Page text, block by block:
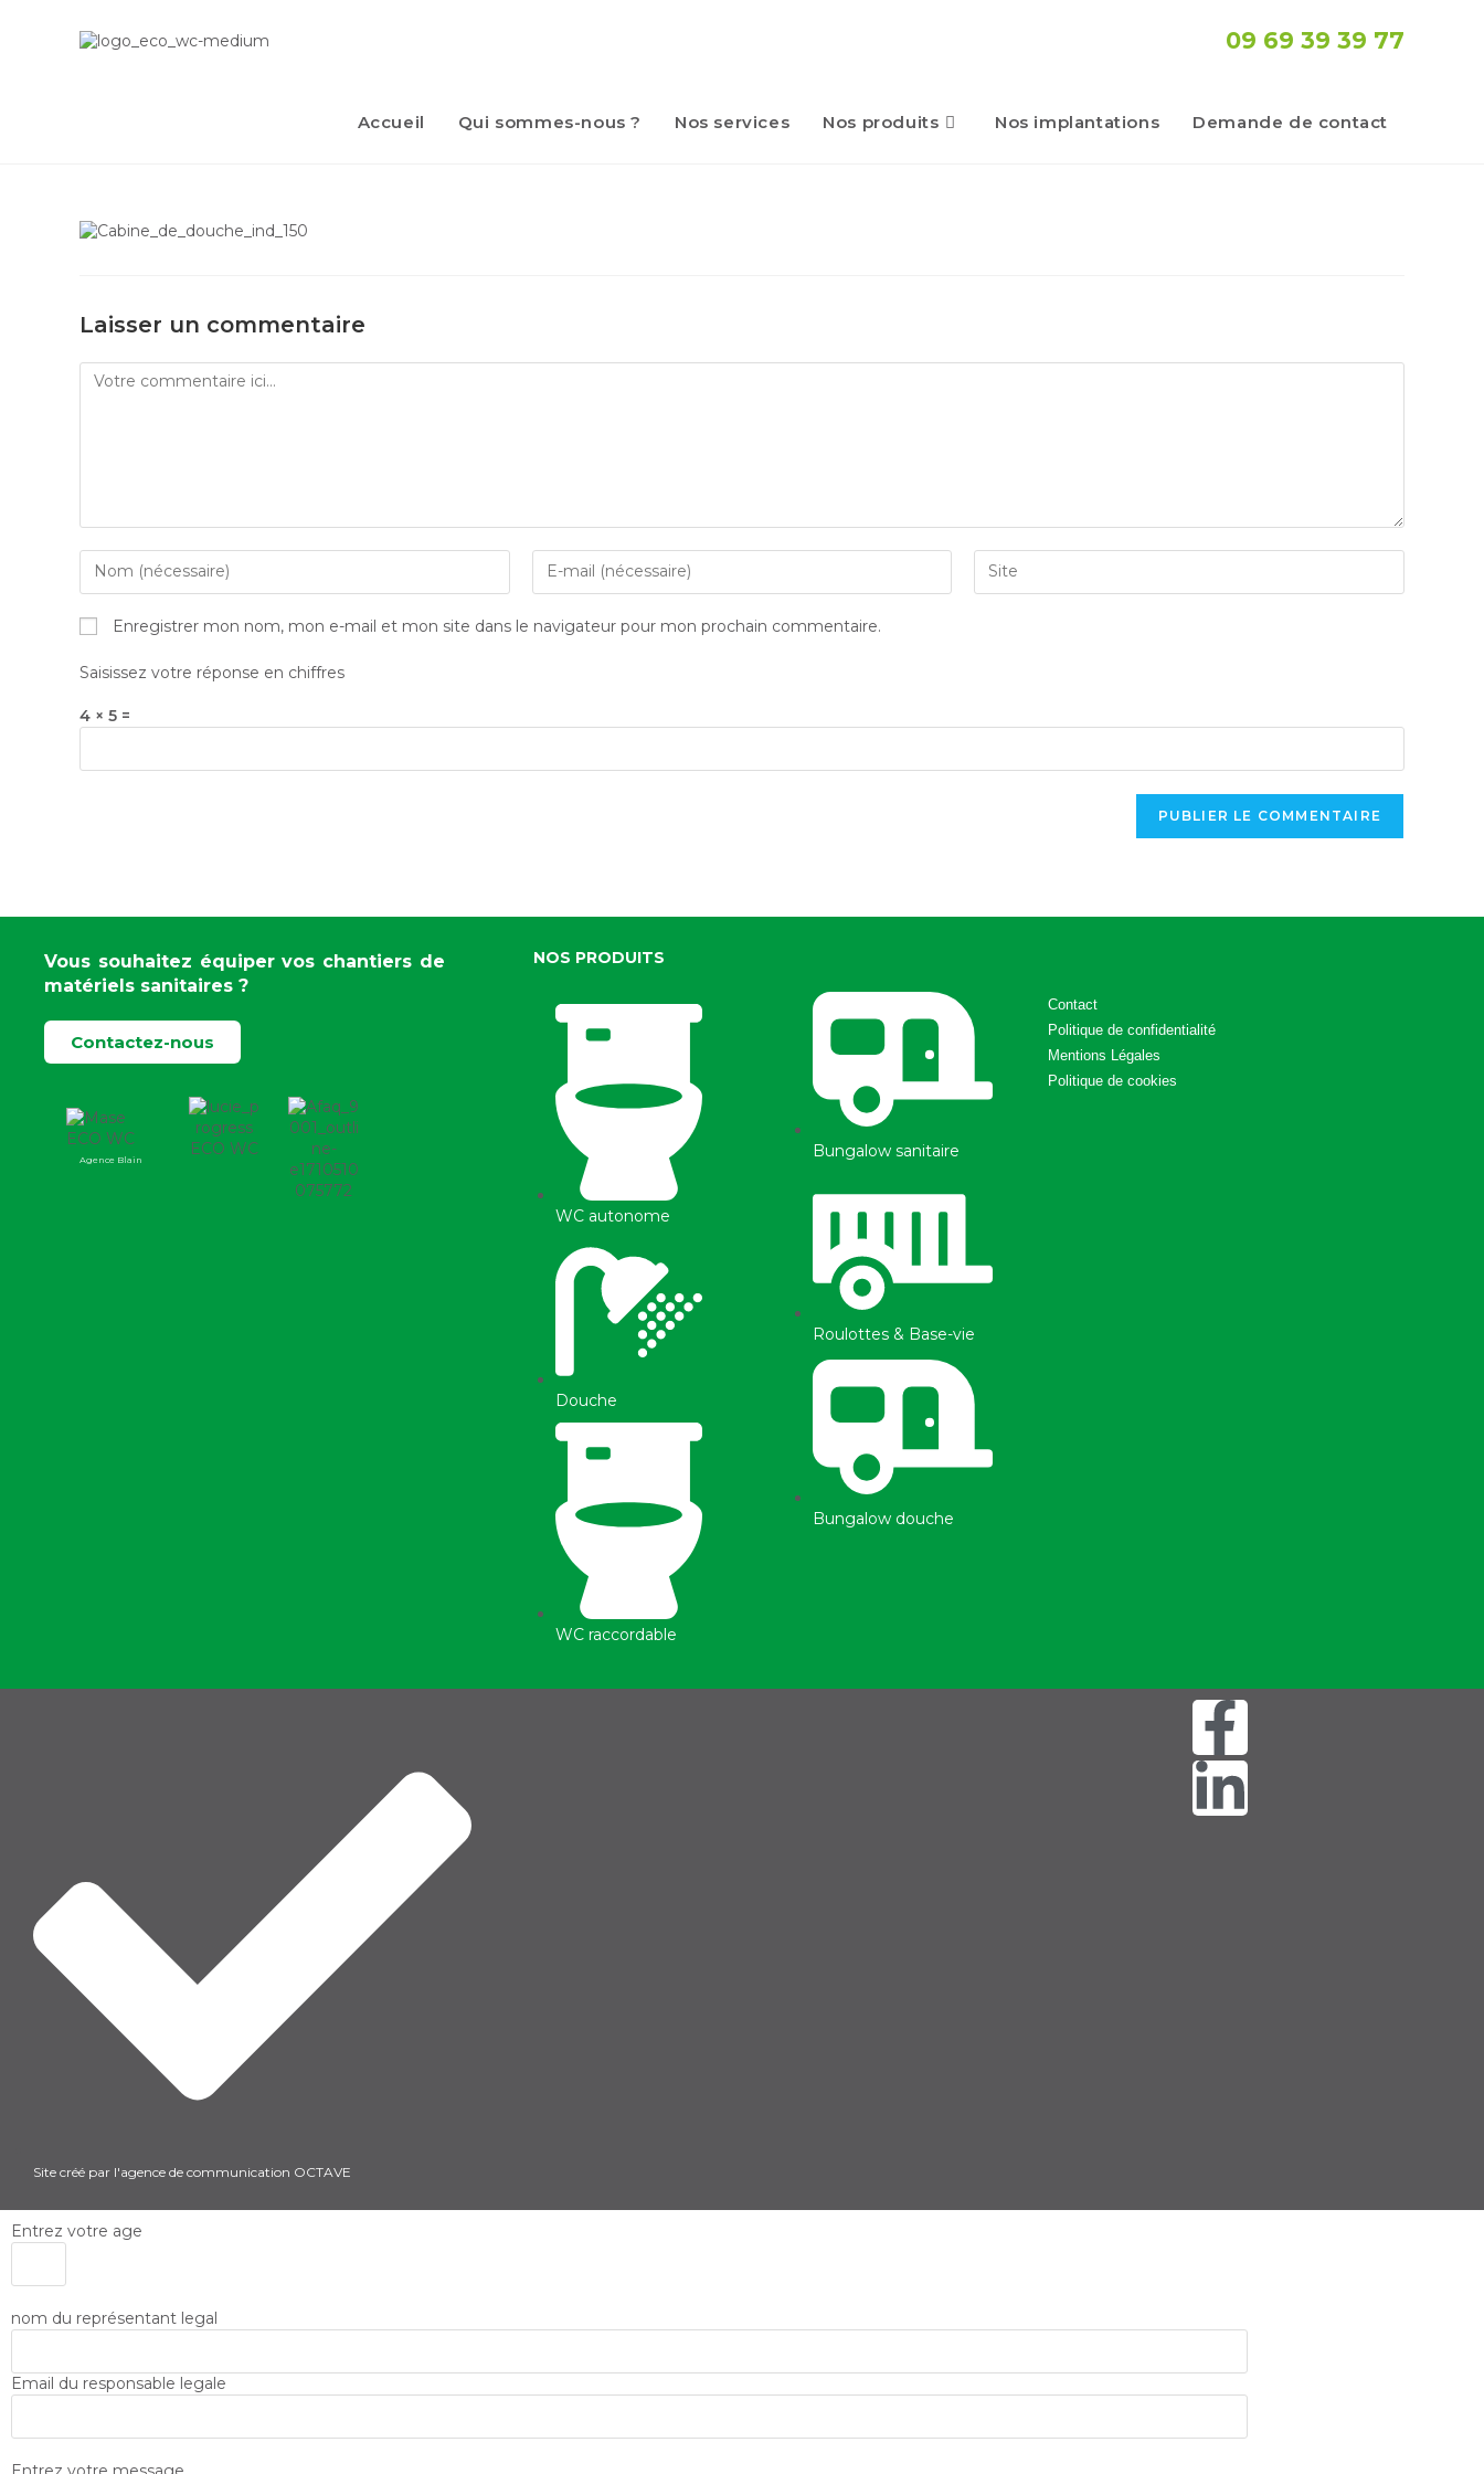
09 69 39 39 77
Accueil Qui sommes-nous ? Nos services Nos produits Nos implantations Demande de contact
Laisser un commentaire
Enregistrer mon nom, mon e-mail et mon site dans le navigateur pour mon prochain commentaire.
Saisissez votre réponse en chiffres
4 × 5 =
Vous souhaitez équiper vos chantiers de
matériels sanitaires ?
Contactez-nous
Agence Blain
NOS PRODUITS
WC autonome
Douche
WC raccordable
Bungalow sanitaire
Roulottes & Base-vie
Bungalow douche
Contact
Politique de confidentialité
Mentions Légales
Politique de cookies
Site créé par l'agence de communication OCTAVE
Entrez votre age
nom du représentant legal
Email du responsable legale